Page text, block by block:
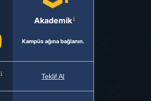
Akademik
Kampüs ağına bağlanın.
Teklif Al